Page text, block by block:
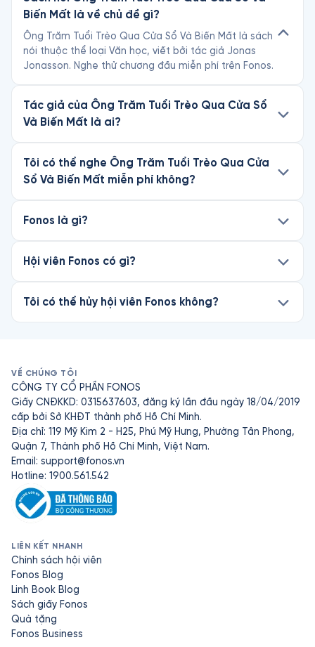
Biến Mất là về chủ đề gì?
Ông Trăm Tuổi Trèo Qua Cửa Sổ Và Biến Mất là sách
nói thuộc thể loại Văn học, viết bởi tác giả Jonas
Jonasson. Nghe thử chương đầu miễn phí trên Fonos.
Tác giả của Ông Trăm Tuổi Trèo Qua Cửa Sổ
Và Biến Mất là ai?
Tôi có thể nghe Ông Trăm Tuổi Trèo Qua Cửa
Sổ Và Biến Mất miễn phí không?
Fonos là gì?
Hội viên Fonos có gì?
Tôi có thể hủy hội viên Fonos không?
VỀ CHÚNG TÔI
CÔNG TY CỔ PHẦN FONOS
Giấy CNĐKKD: 0315637603, đăng ký lần đầu ngày 18/04/2019
cấp bởi Sở KHĐT thành phố Hồ Chí Minh.
Địa chỉ: 119 Mỹ Kim 2 - H25, Phú Mỹ Hưng, Phường Tân Phong,
Quận 7, Thành phố Hồ Chí Minh, Việt Nam.
Email: support@fonos.vn
Hotline: 1900.561.542
LIÊN KẾT NHANH
Chính sách hội viên
Fonos Blog
Linh Book Blog
Sách giấy Fonos
Quà tặng
Fonos Business